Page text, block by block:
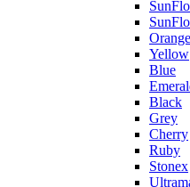
Orange
Yellow
Blue
Black
Grey
Cherry
Ruby
Stonex